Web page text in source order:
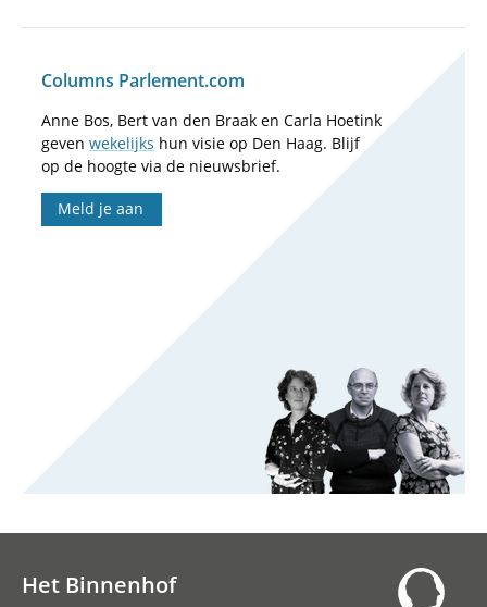
Columns Parlement.com
Anne Bos, Bert van den Braak en Carla Hoetink
geven wekelijks hun visie op Den Haag. Blijf
op de hoogte via de nieuwsbrief.
Meld je aan
Het Binnenhof